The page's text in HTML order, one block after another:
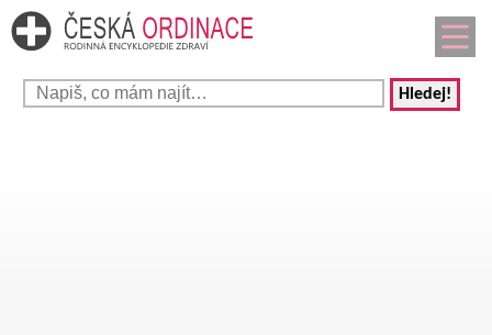
Hledej!